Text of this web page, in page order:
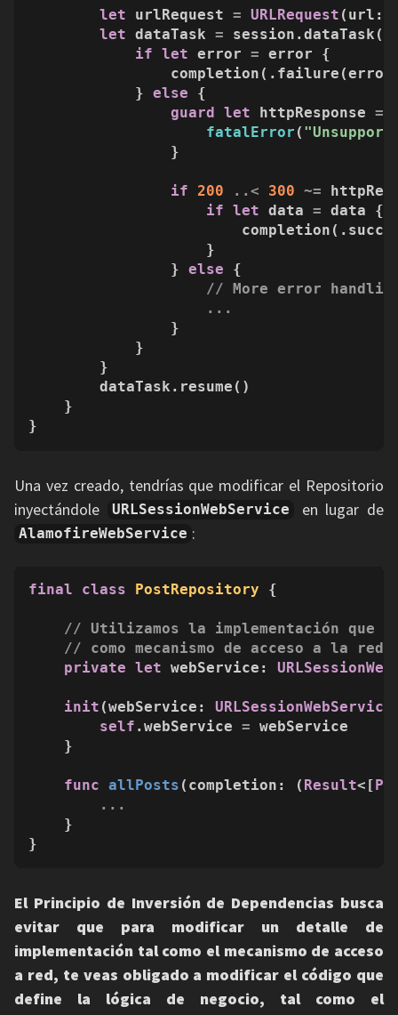
let urlRequest = URLRequest (url:
let dataTask =
if let error = error {
            }
else {
guard
let httpResponse =
fatalError (
                }
if 200 ..< 300 ~=
if let data = data {
                    }
                }
else {
// More error
...
                }
            }
        }
        dataTask.resume()
    }
}
Una vez creado, tendrías que modificar el Repositorio
inyectándole
URLSessionWebService en lugar de
AlamofireWebService :
final class PostRepository {
// Utilizamos la implementación que
// como mecanismo de acceso a la red
private let webService:
init (webService : URLSessionWebService
self .webService = webService
    }
func allPosts ( completion : ( Result<[
...
    }
}
El Principio de Inversión de Dependencias busca
evitar que para modificar un detalle de
implementación tal como el mecanismo de acceso
a red, te veas obligado a modificar el código que
define la lógica de negocio, tal como el